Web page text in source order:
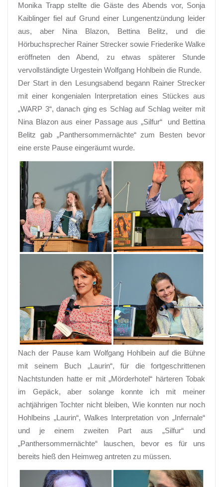
Monika Trapp stellte die Gäste des Abends vor, Sonja
Kaiblinger fiel auf Grund einer Lungenentzündung leider
aus, aber Nina Blazon, Bettina Belitz, und die
Hörbuchsprecher Rainer Strecker sowie Friederike Walke
eröffneten den Abend, zu etwas späterer Stunde
vervollständigte Urgestein Wolfgang Hohlbein die Runde.
Der Start in den Lesungsabend begann Rainer Strecker
mit einer kongenialen Interpretation eines Stückes aus
„WARP 3“, danach ging es Schlag auf Schlag weiter mit
Nina Blazon aus einer Passage aus „Silfur“ und Bettina
Belitz gab „Panthersommernächte“ zum Besten bevor
eine erste Pause eingeräumt wurde.
Nach der Pause kam Wolfgang Hohlbein auf die Bühne
mit seinem Buch „Laurin“, für die fortgeschrittenen
Nachtstunden hatte er mit „Mörderhotel“ härteren Tobak
im Gepäck, aber solange konnte ich mit meiner
achtjährigen Tochter nicht bleiben, Wie konnten nur noch
Hohlbeins „Laurin“, Walkes Interpretation von „Infernale“
und je einem zweiten Part aus „Silfur“ und
„Panthersommernächte“ lauschen, bevor es für uns
bereits hieß den Heimweg antreten zu müssen.